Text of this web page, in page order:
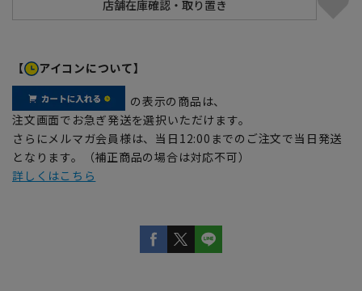
【 アイコンについて】
の表示の商品は、
注文画面でお急ぎ発送を選択いただけます。
さらにメルマガ会員様は、当日12:00までのご注文で当日発送
となります。（補正商品の場合は対応不可）
詳しくはこちら